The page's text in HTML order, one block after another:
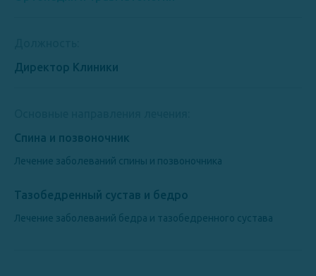
Директор Клиники
Спина и позвоночник
Лечение заболеваний спины и позвоночника
Тазобедренный сустав и бедро
Лечение заболеваний бедра и тазобедренного сустава